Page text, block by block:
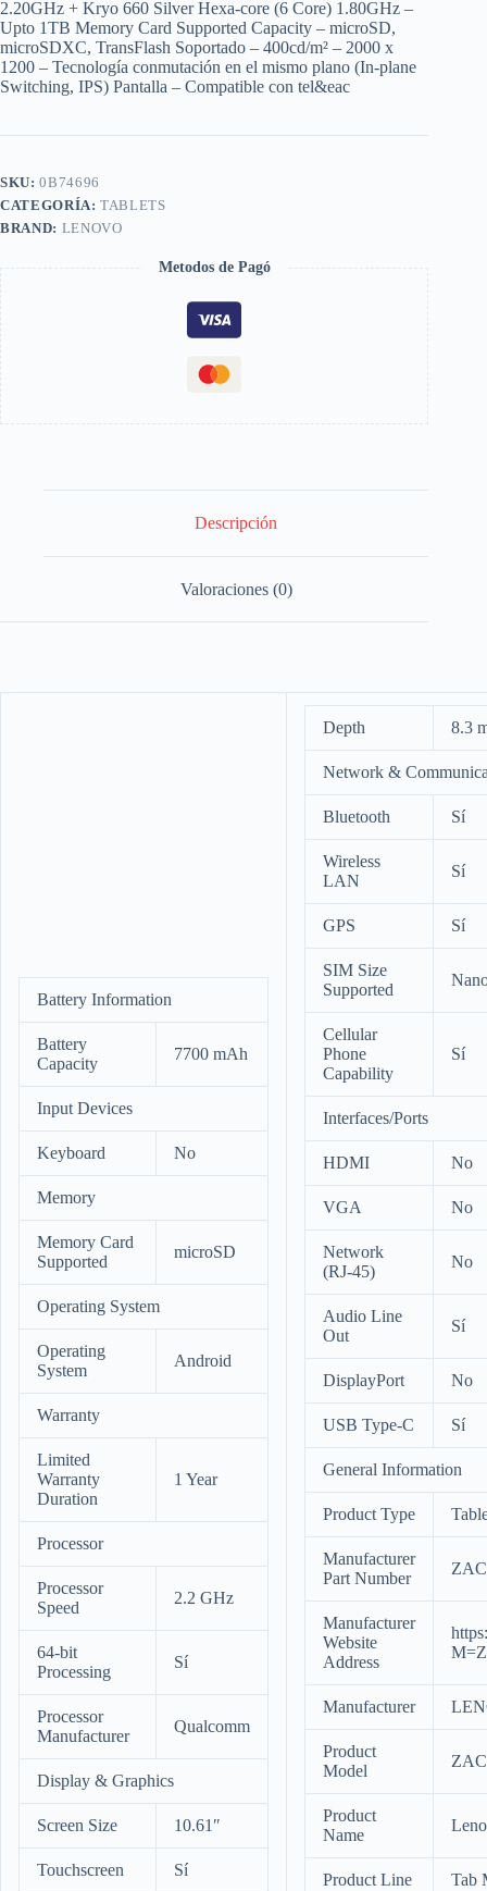
2.20GHz + Kryo 660 Silver Hexa-core (6 Core) 1.80GHz –
Upto 1TB Memory Card Supported Capacity – microSD,
microSDXC, TransFlash Soportado – 400cd/m² – 2000 x
1200 – Tecnología conmutación en el mismo plano (In-plane
Switching, IPS) Pantalla – Compatible con tel&eac
SKU:0B74696
CATEGORÍA:TABLETS
BRAND: LENOVO
Metodos de Pagó
Descripción
Valoraciones (0)
Battery Information
Battery
Capacity
7700 mAh
Input Devices
Keyboard No
Memory
Memory Card
Supported
microSD
Operating System
Operating
System
Android
Warranty
Limited
Warranty
Duration
1 Year
Processor
Processor
Speed
2.2 GHz
64-bit
Processing
Sí
Processor
Manufacturer
Qualcomm
Display & Graphics
Screen Size 10.61″
Touchscreen Sí
Depth 8.3
Network &
Bluetooth Sí
Wireless
LAN
Sí
GPS Sí
SIM Size
Supported
Cellular
Phone
Capability
Sí
Interfaces/Ports
HDMI No
VGA No
Network
(RJ-45)
No
Audio Line
Out
Sí
DisplayPort No
USB Type-C Sí
General Information
Product Type
Manufacturer
Part Number
Manufacturer
Website
Address
Manufacturer
Product
Model
Product
Name
Product Line Tab